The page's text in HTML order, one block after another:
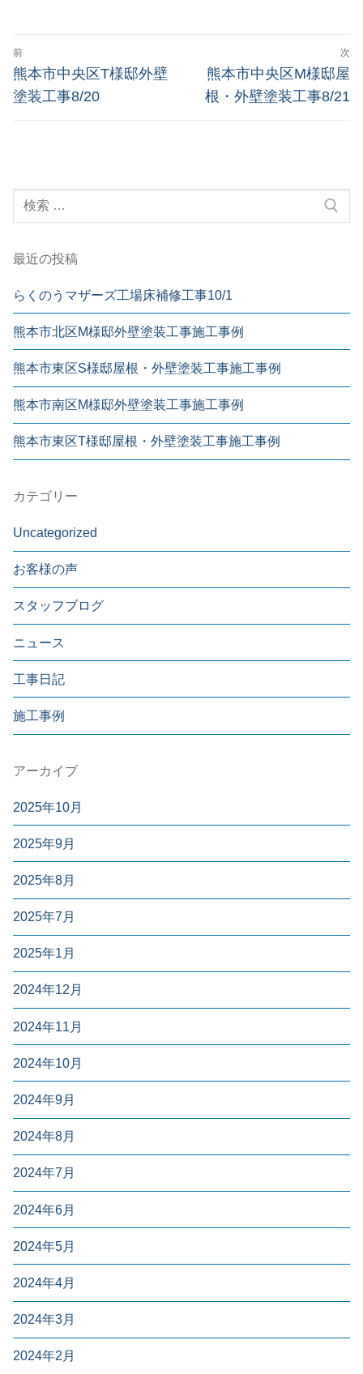
前
熊本市中央区T様邸外壁
塗装工事8/20
次
熊本市中央区M様邸屋
根・外壁塗装工事8/21
最近の投稿
らくのうマザーズ工場床補修工事10/1
熊本市北区M様邸外壁塗装工事施工事例
熊本市東区S様邸屋根・外壁塗装工事施工事例
熊本市南区M様邸外壁塗装工事施工事例
熊本市東区T様邸屋根・外壁塗装工事施工事例
カテゴリー
Uncategorized
お客様の声
スタッフブログ
ニュース
工事日記
施工事例
アーカイブ
2025年10月
2025年9月
2025年8月
2025年7月
2025年1月
2024年12月
2024年11月
2024年10月
2024年9月
2024年8月
2024年7月
2024年6月
2024年5月
2024年4月
2024年3月
2024年2月